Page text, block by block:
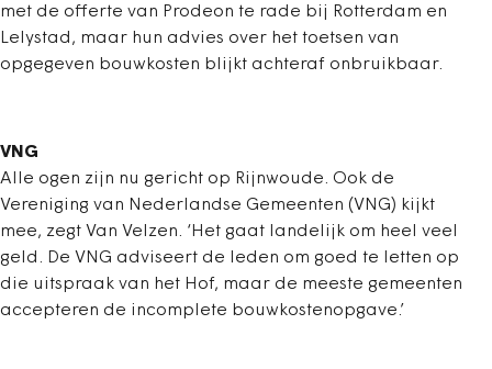
met de offerte van Prodeon te rade bij Rotterdam en
Lelystad, maar hun advies over het toetsen van
opgegeven bouwkosten blijkt achteraf onbruikbaar.
VNG
Alle ogen zijn nu gericht op Rijnwoude. Ook de
Vereniging van Nederlandse Gemeenten (VNG) kijkt
mee, zegt Van Velzen. ‘Het gaat landelijk om heel veel
geld. De VNG adviseert de leden om goed te letten op
die uitspraak van het Hof, maar de meeste gemeenten
accepteren de incomplete bouwkostenopgave.’